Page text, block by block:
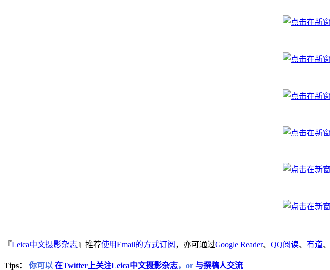
『Leica中文摄影杂志』推荐使用Email的方式订阅 ，亦可通过Google Reader、 QQ阅读、 有道、
Tips： 你可以 在Twitter上关注Leica中文摄影杂志，or 与撰稿人交流